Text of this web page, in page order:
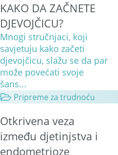
KAKO DA ZAČNETE
DJEVOJČICU?
Mnogi stručnjaci, koji
savjetuju kako začeti
djevojčicu, slažu se da par
može povećati svoje
šans...
Pripreme za trudnoću
Otkrivena veza
između djetinjstva i
endometrioze